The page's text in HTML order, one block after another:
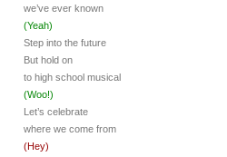
we’ve ever known
(Yeah)
Step into the future
But hold on
to high school musical
(Woo!)
Let’s celebrate
where we come from
(Hey)